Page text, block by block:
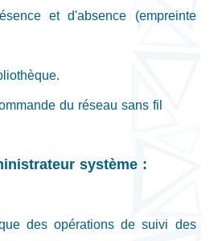
et d'absence (empreinte
du réseau sans fil
système :
des opérations de suivi des